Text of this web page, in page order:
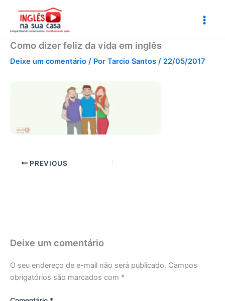
conteúdo
Como dizer feliz da vida em inglês
Deixe um comentário / Por Tarcio Santos / 22/05/2017
PREVIOUS
Deixe um comentário
O seu endereço de e-mail não será publicado. Campos
obrigatórios são marcados com *